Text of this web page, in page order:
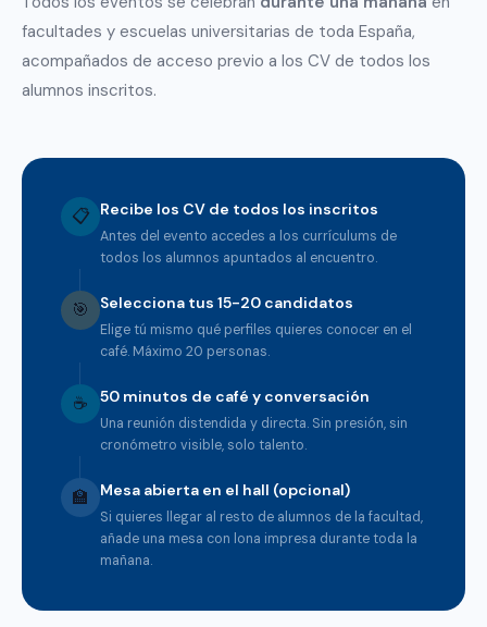
facultades y escuelas universitarias de toda España,
acompañados de acceso previo a los CV de todos los
alumnos inscritos.
📋 Recibe los CV de todos los inscritos
Antes del evento accedes a los currículums de
todos los alumnos apuntados al encuentro.
🎯 Selecciona tus 15-20 candidatos
Elige tú mismo qué perfiles quieres conocer en el
café. Máximo 20 personas.
☕ 50 minutos de café y conversación
Una reunión distendida y directa. Sin presión, sin
cronómetro visible, solo talento.
🏫 Mesa abierta en el hall (opcional)
Si quieres llegar al resto de alumnos de la facultad,
añade una mesa con lona impresa durante toda la
mañana.